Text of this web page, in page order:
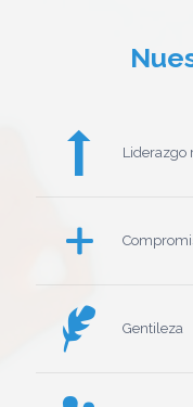
Liderazgo
Gentileza